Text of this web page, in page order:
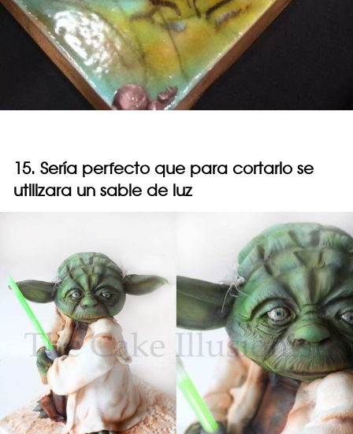
15. Sería perfecto que para cortarlo se
utilizara un sable de luz